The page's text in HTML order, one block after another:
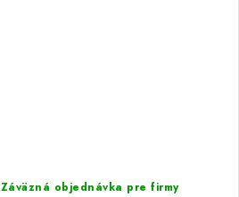
Záväzná objednávka pre firmy